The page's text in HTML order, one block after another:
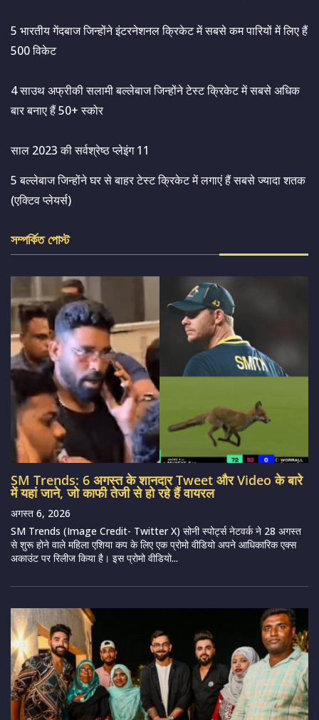
5 भारतीय गेंदबाज जिन्होंने इंटरनेशनल क्रिकेट में सबसे कम पारियों में लिए हैं
500 विकेट
4 साउथ अफ्रीकी सलामी बल्लेबाज जिन्होंने टेस्ट क्रिकेट में सबसे अधिक
बार बनाए हैं 50+ स्कोर
साल 2023 की सर्वश्रेष्ठ प्लेइंग 11
5 बल्लेबाज जिन्होंने घर से बाहर टेस्ट क्रिकेट में लगाएं हैं सबसे ज्यादा शतक
(एक्टिव प्लेयर्स)
সম্পর্কিত পোস্ট
SM Trends: 6 अगस्त के शानदार Tweet और Video के बारे
में यहां जाने, जो काफी तेजी से हो रहे हैं वायरल
अगस्त 6, 2026
SM Trends (Image Credit- Twitter X) सोनी स्पोर्ट्स नेटवर्क ने 28 अगस्त
से शुरू होने वाले महिला एशिया कप के लिए एक प्रोमो वीडियो अपने आधिकारिक एक्स
अकाउंट पर रिलीज किया है। इस प्रोमो वीडियो...